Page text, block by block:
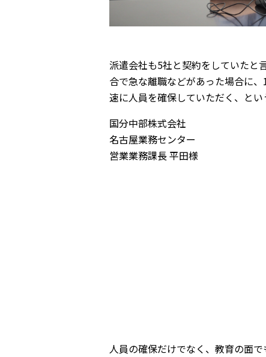
派遣会社も5社と契約をしていたと
合で急な離職などがあった場合に
速に人員を確保していただく、とい
国分中部株式会社
名古屋業務センター
営業業務課長 平田様
人員の確保だけでなく、教育の面